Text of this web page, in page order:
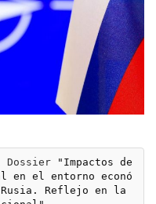
Dossier
"Impactos de
en el entorno econó
Reflejo en la